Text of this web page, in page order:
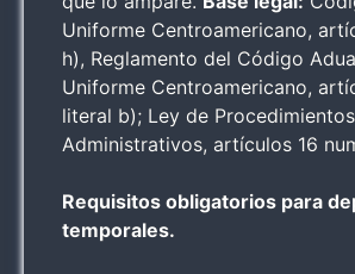
Uniforme Centroamericano,
h), Reglamento del Código
Uniforme Centroamericano,
literal b); Ley de Procedimientos
Administrativos, artículos 16
Requisitos obligatorios para
temporales.